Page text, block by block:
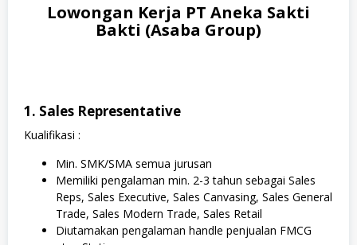
Lowongan Kerja PT Aneka Sakti
Bakti (Asaba Group)
1. Sales Representative
Kualifikasi :
Min. SMK/SMA semua jurusan
Memiliki pengalaman min. 2-3 tahun sebagai Sales
Reps, Sales Executive, Sales Canvasing, Sales General
Trade, Sales Modern Trade, Sales Retail
Diutamakan pengalaman handle penjualan FMCG